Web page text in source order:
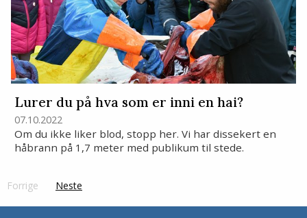
Lurer du på hva som er inni en hai?
07.10.2022
Om du ikke liker blod, stopp her. Vi har dissekert en
håbrann på 1,7 meter med publikum til stede.
Forrige pageNeste